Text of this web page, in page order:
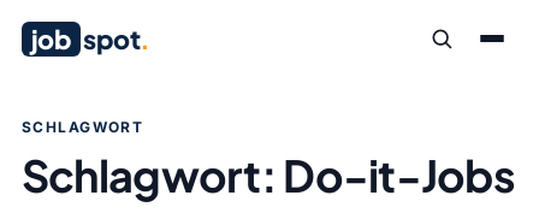
job spot.
SCHLAGWORT
Schlagwort: Do-it-Jobs